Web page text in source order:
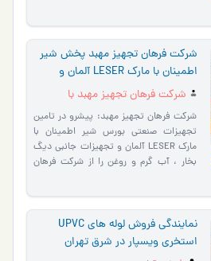
شرکت فرهان تجهیز مهبد پخش شیر
اطمینان با مارک LESER آلمان و
شرکت فرهان تجهیز مهبد با
مدیریت مهبد مصلحی
شرکت فرهان تجهیز مهبد: پیشرو در تامین
تجهیزات صنعتی بورس شیر اطمینان با
مارک LESER آلمان و تجهیزات جانبی دیگ
بخار ، آب گرم و روغن را از شرکت فرهان
نمایندگی فروش لوله های UPVC
استخری ویسپار در شرق تهران